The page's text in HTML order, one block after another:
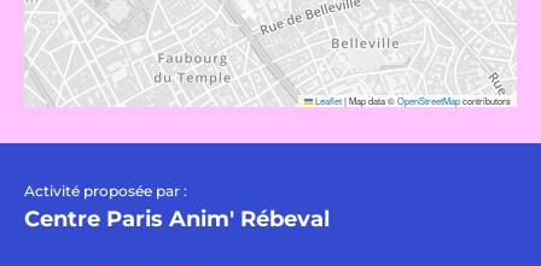
Leaflet|Map data ©OpenStreetMapcontributors
Activité proposée par :
Centre Paris Anim' Rébeval